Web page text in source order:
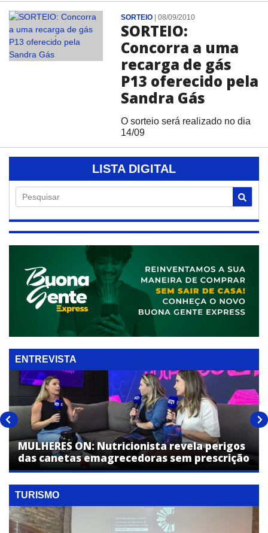
SORTEIO| 08/09/2010
SORTEIO:
Concorra a uma
recarga de gás
P13 oferecido pela
Sandra Gás
O sorteio será realizado no dia
14/09
LISTA DIGITAL
Pesquisar
ENTREVISTA
MULHERES ON: Nutricionista revela perigos
das canetas emagrecedoras sem prescrição
TURISMO